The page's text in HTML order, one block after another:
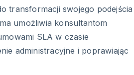
transformacji swojego podejścia
umożliwia konsultantom
SLA w czasie
administracyjne i poprawiając